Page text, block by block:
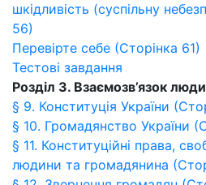
шкідливість (суспільну
56)
Перевірте себе (Сторінка 61)
Тестові завдання
Розділ 3. Взаємозв’язок
§ 9. Конституція України
§ 10. Громадянство України
§ 11. Конституційні права,
людини та громадянина